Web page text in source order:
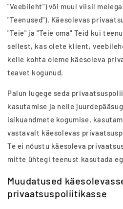
"Veebileht") või muul viisil
"Teenused"). Käesolevas
"Teie" ja "Teie oma" Teid kui
sellest, kas olete klient,
kelle kohta oleme käesoleva
teavet kogunud.
Palun lugege seda
kasutamise ja neile
isikuandmete kogumise,
vastavalt käesolevas
Te ei nõustu käesoleva
mitte ühtegi teenust kasutada
Muudatused
privaatsuspoliitikasse